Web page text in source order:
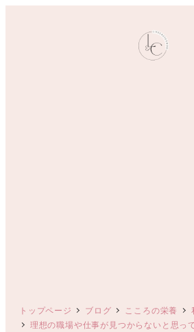
トップページ ブログ こころの栄養
理想の職場や仕事が見つからないと思っ